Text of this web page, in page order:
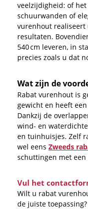
veelzijdigheid: of
schuurwanden of
vurenhout realiseert
resultaten.
540 cm leveren, in
precies zoals u dat
Wat zijn de
Rabat vurenhout is
gewicht en heeft
Dankzij de
wind- en
en tuinhuisjes. Zelf
wel eens Zweeds
schuttingen met
Vul het
Wilt u rabat
de juiste